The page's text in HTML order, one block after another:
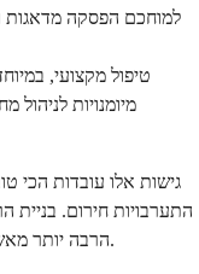
למוחכם הפסקה מדאגות
טיפול מקצועי,
מיומנויות
גישות אלו עובדות הכי
התערבויות חירום.
הרבה יותר מאשר להגיע לפתרונות מהירים כאשר הלחץ מתגבר.